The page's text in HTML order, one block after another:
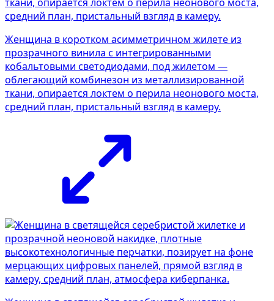
Женщина в коротком асимметричном жилете из
прозрачного винила с интегрированными
кобальтовыми светодиодами, под жилетом —
облегающий комбинезон из металлизированной
ткани, опирается локтем о перила неонового моста,
средний план, пристальный взгляд в камеру.